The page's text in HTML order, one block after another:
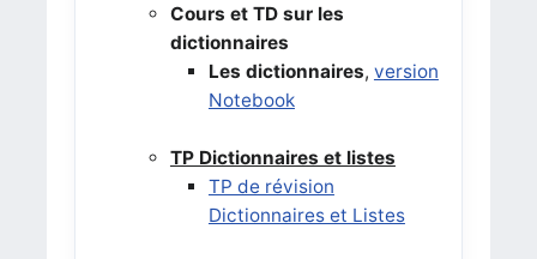
Cours et TD sur les
dictionnaires
Les dictionnaires, version
Notebook
TP Dictionnaires et listes
TP de révision
Dictionnaires et Listes